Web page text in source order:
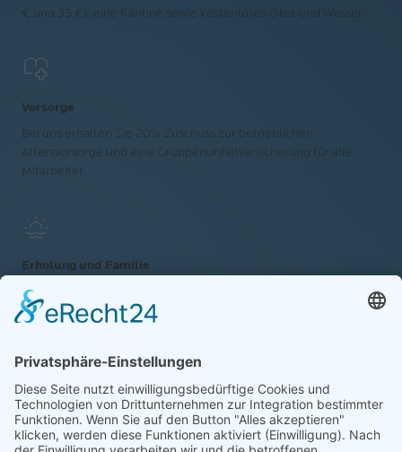
€ und 35 €), eine Kantine sowie kostenloses Obst und Wasser.
Vorsorge
Bei uns erhalten Sie 20% Zuschuss zur betrieblichen
Altersvorsorge und eine Gruppenunfallversicherung für alle
Mitarbeiter.
Erholung und Familie
30 Tage Urlaub, Sonderurlaub ab 10 Jahren
Betriebszugehörigkeit, steuerfreie Erholungsbeihilfe von 156 €
Modernes Arbeitsumfeld